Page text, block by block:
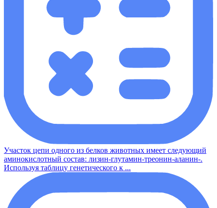
Участок цепи одного из белков животных имеет следующий
аминокислотный состав: лизин-глутамин-треонин-аланин-.
Используя таблицу генетического к ...